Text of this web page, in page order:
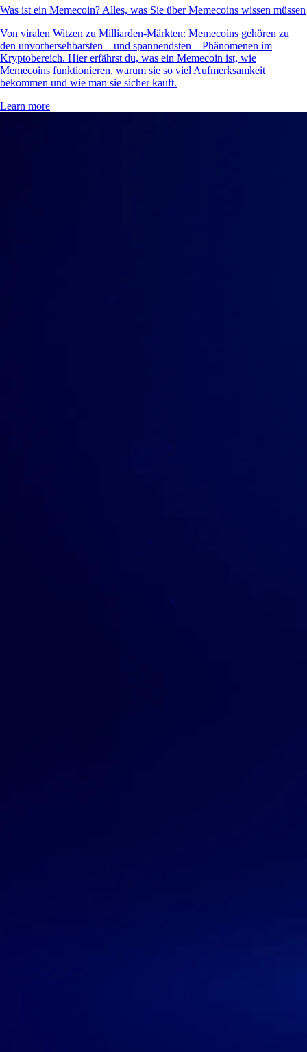
Was ist ein Memecoin? Alles, was Sie über Memecoins wissen müssen
Von viralen Witzen zu Milliarden-Märkten: Memecoins gehören zu
den unvorhersehbarsten – und spannendsten – Phänomenen im
Kryptobereich. Hier erfährst du, was ein Memecoin ist, wie
Memecoins funktionieren, warum sie so viel Aufmerksamkeit
bekommen und wie man sie sicher kauft.
Learn more